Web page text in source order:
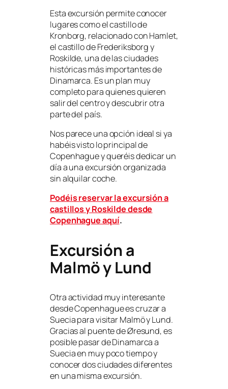
Esta excursión permite conocer
lugares como el castillo de
Kronborg, relacionado con Hamlet,
el castillo de Frederiksborg y
Roskilde, una de las ciudades
históricas más importantes de
Dinamarca. Es un plan muy
completo para quienes quieren
salir del centro y descubrir otra
parte del país.
Nos parece una opción ideal si ya
habéis visto lo principal de
Copenhague y queréis dedicar un
día a una excursión organizada
sin alquilar coche.
Podéis reservar la excursión a
castillos y Roskilde desde
Copenhague aquí.
Excursión a
Malmö y Lund
Otra actividad muy interesante
desde Copenhague es cruzar a
Suecia para visitar Malmö y Lund.
Gracias al puente de Øresund, es
posible pasar de Dinamarca a
Suecia en muy poco tiempo y
conocer dos ciudades diferentes
en una misma excursión.